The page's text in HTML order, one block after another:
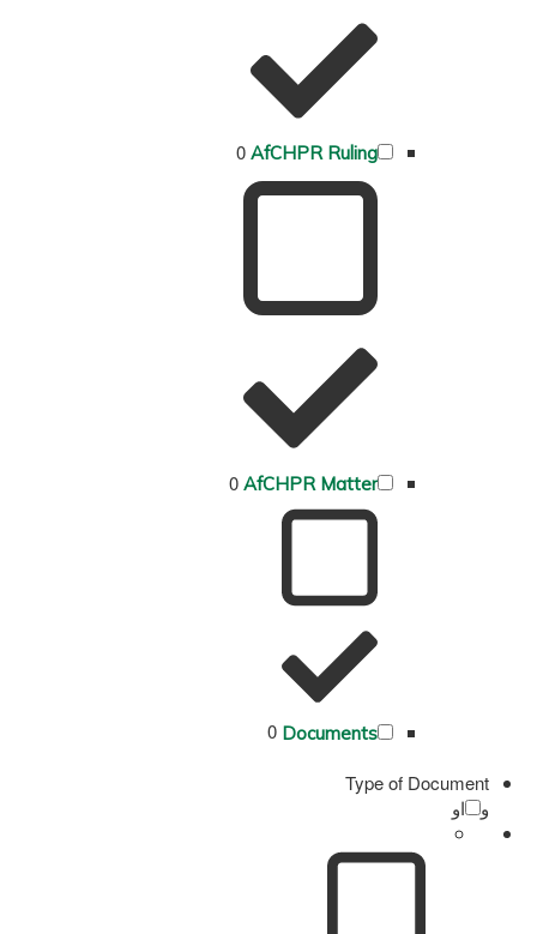
AfCHPR Ruling
0
AfCHPR Matter
0
Documents
0
Type of Document
و
او